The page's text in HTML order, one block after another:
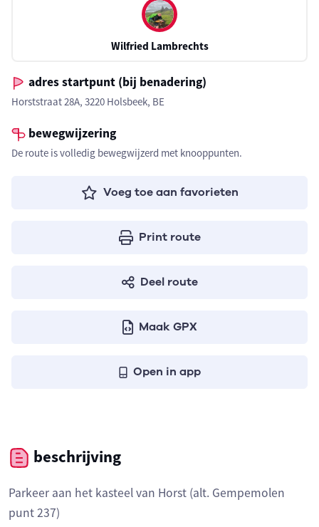
Wilfried Lambrechts
adres startpunt (bij benadering)
Horststraat 28A, 3220 Holsbeek, BE
bewegwijzering
De route is volledig bewegwijzerd met knooppunten.
Voeg toe aan favorieten
Print route
Deel route
Maak GPX
Open in app
beschrijving
Parkeer aan het kasteel van Horst (alt. Gempemolen
punt 237)